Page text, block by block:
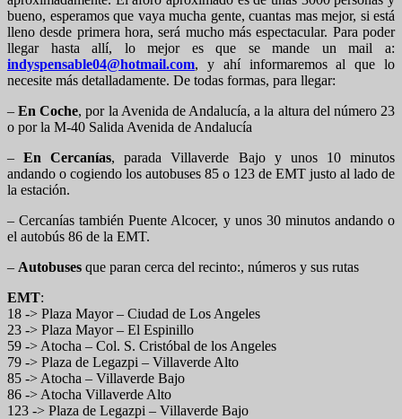
bueno, esperamos que vaya mucha gente, cuantas mas mejor, si está
lleno desde primera hora, será mucho más espectacular. Para poder
llegar hasta allí, lo mejor es que se mande un mail a:
indyspensable04@hotmail.com, y ahí informaremos al que lo
necesite más detalladamente. De todas formas, para llegar:
–En Coche, por la Avenida de Andalucía, a la altura del número 23
o por la M-40 Salida Avenida de Andalucía
–En Cercanías, parada Villaverde Bajo y unos 10 minutos
andando o cogiendo los autobuses 85 o 123 de EMT justo al lado de
la estación.
– Cercanías también Puente Alcocer, y unos 30 minutos andando o
el autobús 86 de la EMT.
– Autobuses que paran cerca del recinto:, números y sus rutas
EMT:
18 -> Plaza Mayor – Ciudad de Los Angeles
23 -> Plaza Mayor – El Espinillo
59 -> Atocha – Col. S. Cristóbal de los Angeles
79 -> Plaza de Legazpi – Villaverde Alto
85 -> Atocha – Villaverde Bajo
86 -> Atocha Villaverde Alto
123 -> Plaza de Legazpi – Villaverde Bajo